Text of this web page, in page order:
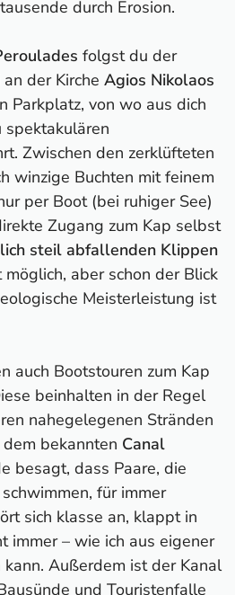
durch Erosion.
folgst du der
der Kirche Agios Nikolaos
Parkplatz, von wo aus dich
spektakulären
Zwischen den zerklüfteten
winzige Buchten mit feinem
per Boot (bei ruhiger See)
Zugang zum Kap selbst
steil abfallenden Klippen
aber schon der Blick
Meisterleistung ist
auch Bootstouren zum Kap
beinhalten in der Regel
nahegelegenen Stränden
bekannten Canal
besagt, dass Paare, die
für immer
sich klasse an, klappt in
immer – wie ich aus eigener
Außerdem ist der Kanal
und Touristenfalle